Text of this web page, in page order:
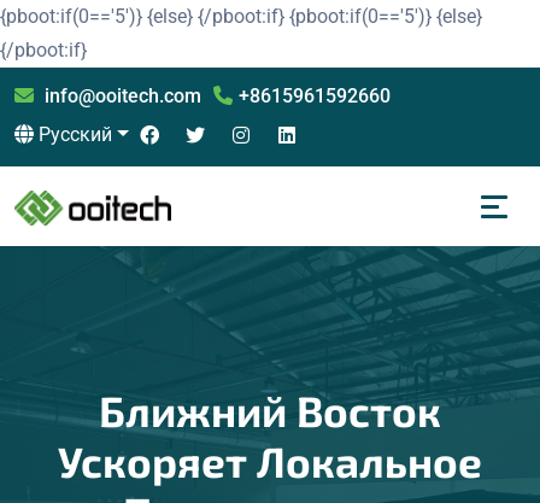
{pboot:if(0=='5')} {else} {/pboot:if} {pboot:if(0=='5')} {else}
{/pboot:if}
info@ooitech.com
+8615961592660
Русский
Ближний Восток
Ускоряет Локальное